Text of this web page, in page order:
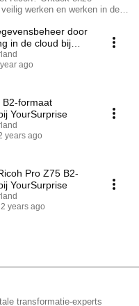
werken en werken in de
door
in de cloud bij
ago
formaat
YourSurprise
years ago
Pro Z75 B2-
YourSurprise
2 years ago
transformatie-experts